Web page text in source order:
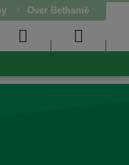
Over Bethanië
User
menu
menu